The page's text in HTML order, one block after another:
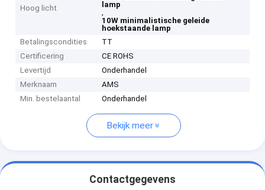
Hoog licht
lamp
,
10W minimalistische geleide
hoekstaande lamp
Betalingscondities
TT
Certificering
CE ROHS
Levertijd
Onderhandel
Merknaam
AMS
Min. bestelaantal
Onderhandel
Bekijk meer
Contactgegevens